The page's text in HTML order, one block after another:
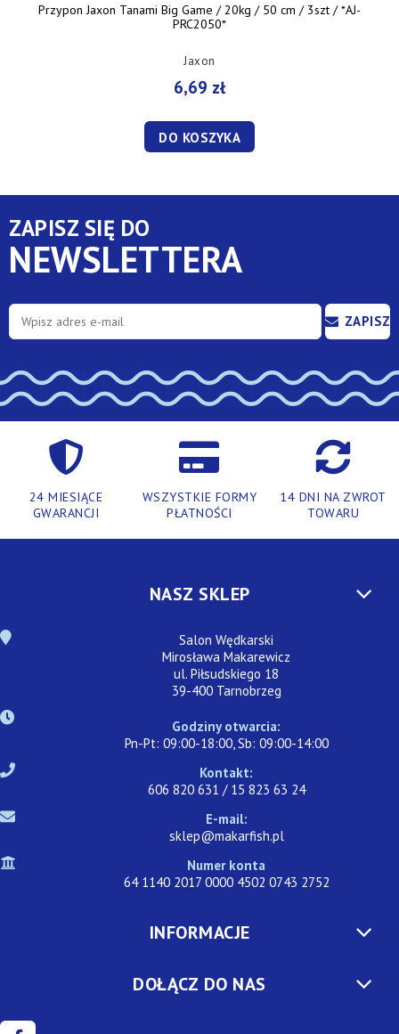
Przypon Jaxon Tanami Big Game / 20kg / 50 cm / 3szt / *AJ-
PRC2050*
Jaxon
6,69 zł
DO KOSZYKA
ZAPISZ SIĘ DO
NEWSLETTERA
ZAPISZ
24 MIESIĄCE
GWARANCJI
WSZYSTKIE FORMY
PŁATNOŚCI
14 DNI NA ZWROT
TOWARU
NASZ SKLEP
Salon Wędkarski
Mirosława Makarewicz
ul. Piłsudskiego 18
39-400 Tarnobrzeg
Godziny otwarcia:
Pn-Pt: 09:00-18:00, Sb: 09:00-14:00
Kontakt:
606 820 631 / 15 823 63 24
E-mail:
sklep@makarfish.pl
Numer konta
64 1140 2017 0000 4502 0743 2752
INFORMACJE
DOŁĄCZ DO NAS